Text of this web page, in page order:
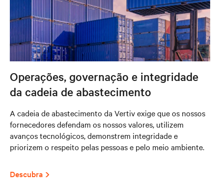
Operações, governação e integridade
da cadeia de abastecimento
A cadeia de abastecimento da Vertiv exige que os nossos
fornecedores defendam os nossos valores, utilizem
avanços tecnológicos, demonstrem integridade e
priorizem o respeito pelas pessoas e pelo meio ambiente.
Descubra